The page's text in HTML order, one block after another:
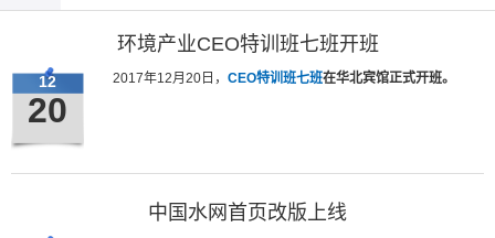
环境产业CEO特训班七班开班
12
20
2017年12月20日， CEO特训班七班在华北宾馆正式开班。
中国水网首页改版上线